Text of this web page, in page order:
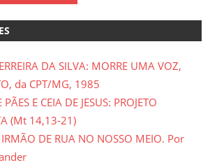
DA SILVA: MORRE UMA VOZ,
da CPT/MG, 1985
E CEIA DE JESUS: PROJETO
(Mt 14,13-21)
IRMÃO DE RUA NO NOSSO MEIO. Por